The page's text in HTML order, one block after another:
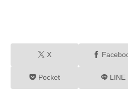
X
Pocket LINE